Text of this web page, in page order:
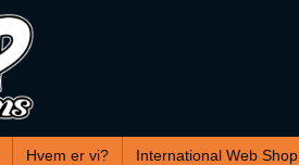
Hvem er vi? International Web Shop